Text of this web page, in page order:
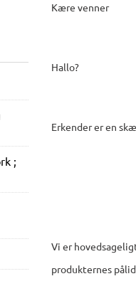
Kære venner
Hallo?
Erkender er en
Vi er
produkternes
;